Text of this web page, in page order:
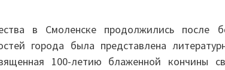
в Смоленске продолжились после
города была представлена
100-летию блаженной кончины